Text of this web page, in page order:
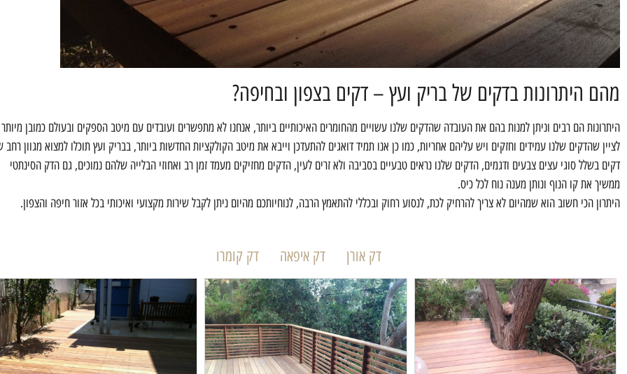
מהם היתרונות בדקים של בריק ועץ – דקים בצפון ובחיפה?
היתרונות הם רבים וניתן למנות בהם את העובדה שהדקים שלנו עשויים מהחומרים האיכותיים ביותר, אנחנו לא מתפשרים ועובדים עם מיטב הספקים ובעולם כמובן מיותר
לציין שהדקים שלנו עמידים וחזקים ויש עליהם אחריות, כמו כן אנו תמיד דואגים להתעדכן וייבא את מיטב הקולקציות החדשות ביותר, בבריק ועץ תוכלו למצוא מגוון רחב
דקים בשלל סוגי עצים צבעים ודגמים, הדקים שלנו נראים טבעיים בסביבה ולא זרים לעין, הדקים מחזיקים מעמד זמן רב ואחוזי הבלייה שלהם נמוכים, גם הדק הסינתטי
ממשיך את קו הנוף ונותן מענה נוח לכל כיס.
היתרון הכי חשוב הוא שמהיום לא צריך להרחיק לכת, לנסוע רחוק ובכללי להתאמץ הרבה, לנוחיותכם מהיום ניתן לקבל שירות מקצועי ואיכותי בכל אזור חיפה והצפון.
דק אורן דק איפאה דק קומרו